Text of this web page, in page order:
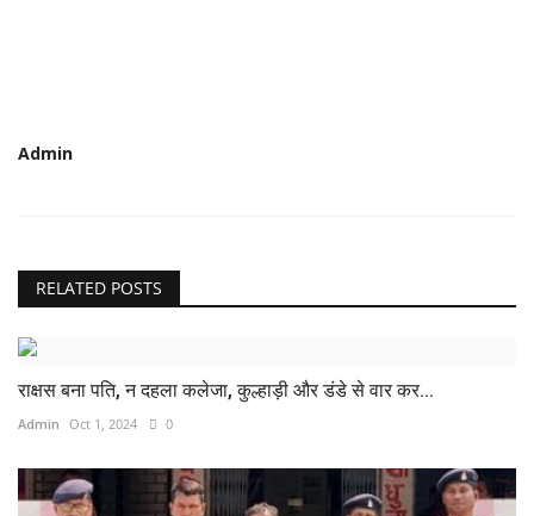
Admin
RELATED POSTS
राक्षस बना पति, न दहला कलेजा, कुल्हाड़ी और डंडे से वार कर...
Admin Oct 1, 2024 0